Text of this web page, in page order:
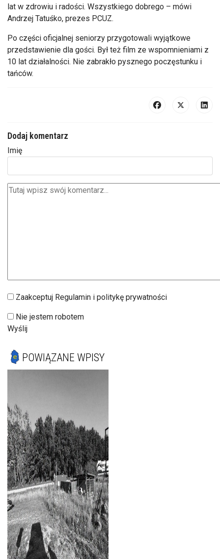
lat w zdrowiu i radości. Wszystkiego dobrego – mówi
Andrzej Tatuśko, prezes PCUZ.
Po części oficjalnej seniorzy przygotowali wyjątkowe
przedstawienie dla gości. Był też film ze wspomnieniami z
10 lat działalności. Nie zabrakło pysznego poczęstunku i
tańców.
Dodaj komentarz
Imię
Zaakceptuj Regulamin i politykę prywatności
Nie jestem robotem
Wyślij
POWIĄZANE WPISY